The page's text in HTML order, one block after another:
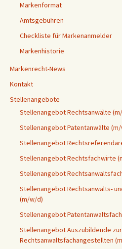
Markenformat
Amtsgebühren
Checkliste für Markenanmelder
Markenhistorie
Markenrecht-News
Kontakt
Stellenangebote
Stellenangebot Rechtsanwälte
Stellenangebot Patentanwälte
Stellenangebot
Stellenangebot Rechtsfachwirte
Stellenangebot
Stellenangebot Rechtsanwalts-
(m/w/d)
Stellenangebot
Stellenangebot Auszubildende zur
Rechtsanwaltsfachangestellten